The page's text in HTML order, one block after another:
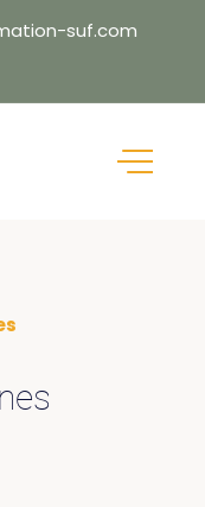
suf.com